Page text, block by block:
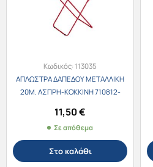
Κωδικός:113035
ΑΠΛΩΣΤΡΑ ΔΑΠΕΔΟΥ ΜΕΤΑΛΛΙΚΗ
20Μ. ΑΣΠΡΗ-ΚΟΚΚΙΝΗ 710812-
11,50€
Σε απόθεμα
Στο καλάθι